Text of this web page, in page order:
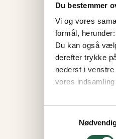
Du bestemmer
Vi og vores
formål,
Du kan også
derefter trykke
nederst i
vores
Få flere